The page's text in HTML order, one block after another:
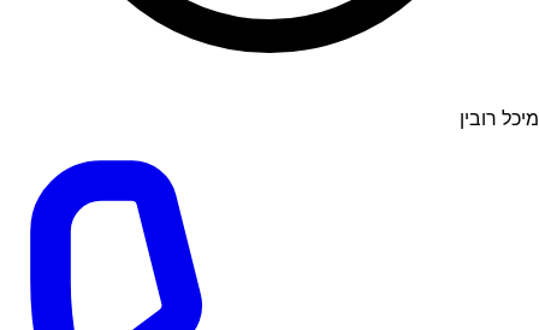
מיכל רובין